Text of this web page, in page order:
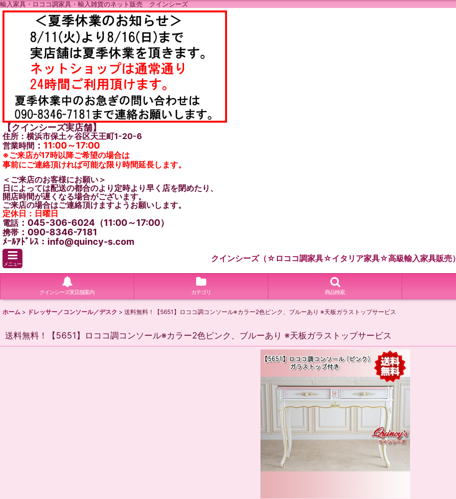
輸入家具・ロココ調家具・輸入雑貨のネット販売 クインシーズ
【クインシーズ実店舗】
住所：横浜市保土ヶ谷区天王町1-20-6
営業時間 ： 11:00～17:00
※ご来店が17時以降ご希望の場合は
事前にご連絡頂ければ可能な限り時間延長します。
＜ご来店のお客様にお願い＞
日によっては配送の都合のより定時より早く店を閉めたり、
開店時間が遅くなる場合がございます。
ご来店の場合はご連絡頂けますようお願いします。
定休日：日曜日
電話：045-306-6024（11:00～17:00）
携帯 ：090-8346-7181
ﾒｰﾙｱﾄﾞﾚｽ：info@quincy-s.com
メニュー
クインシーズ（☆ロココ調家具☆イタリア家具☆高級輸入家具販売）
クインシーズ実店舗案内 カテゴリ 商品検索
ホーム > ドレッサー／コンソール／デスク > 送料無料！【5651】ロココ調コンソール※カラー2色ピンク、ブルーあり ※天板ガラストップサービス
送料無料！【5651】ロココ調コンソール※カラー2色ピンク、ブルーあり ※天板ガラストップサービス